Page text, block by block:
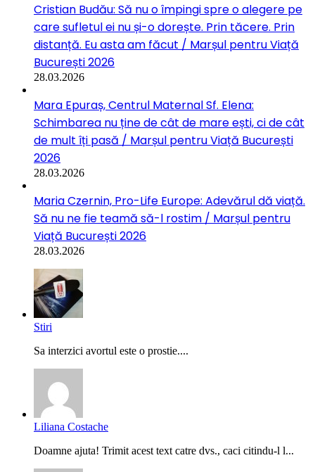
Cristian Budău: Să nu o împingi spre o alegere pe
care sufletul ei nu și-o dorește. Prin tăcere. Prin
distanță. Eu asta am făcut / Marșul pentru Viață
București 2026
28.03.2026
Mara Epuraș, Centrul Maternal Sf. Elena:
Schimbarea nu ține de cât de mare ești, ci de cât
de mult îți pasă / Marșul pentru Viață București
2026
28.03.2026
Maria Czernin, Pro-Life Europe: Adevărul dă viață.
Să nu ne fie teamă să-l rostim / Marșul pentru
Viață București 2026
28.03.2026
Stiri
Sa interzici avortul este o prostie....
Liliana Costache
Doamne ajuta! Trimit acest text catre dvs., caci citindu-l l...